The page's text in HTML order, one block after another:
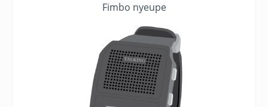
Fimbo nyeupe